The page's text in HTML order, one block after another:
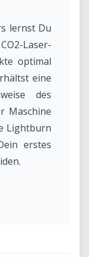
lernst Du
Laser-
optimal
eine
des
Maschine
Lightburn
erstes